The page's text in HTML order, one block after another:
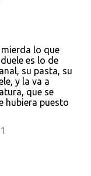
lo que
es lo de
su pasta, su
y la va a
que se
hubiera puesto